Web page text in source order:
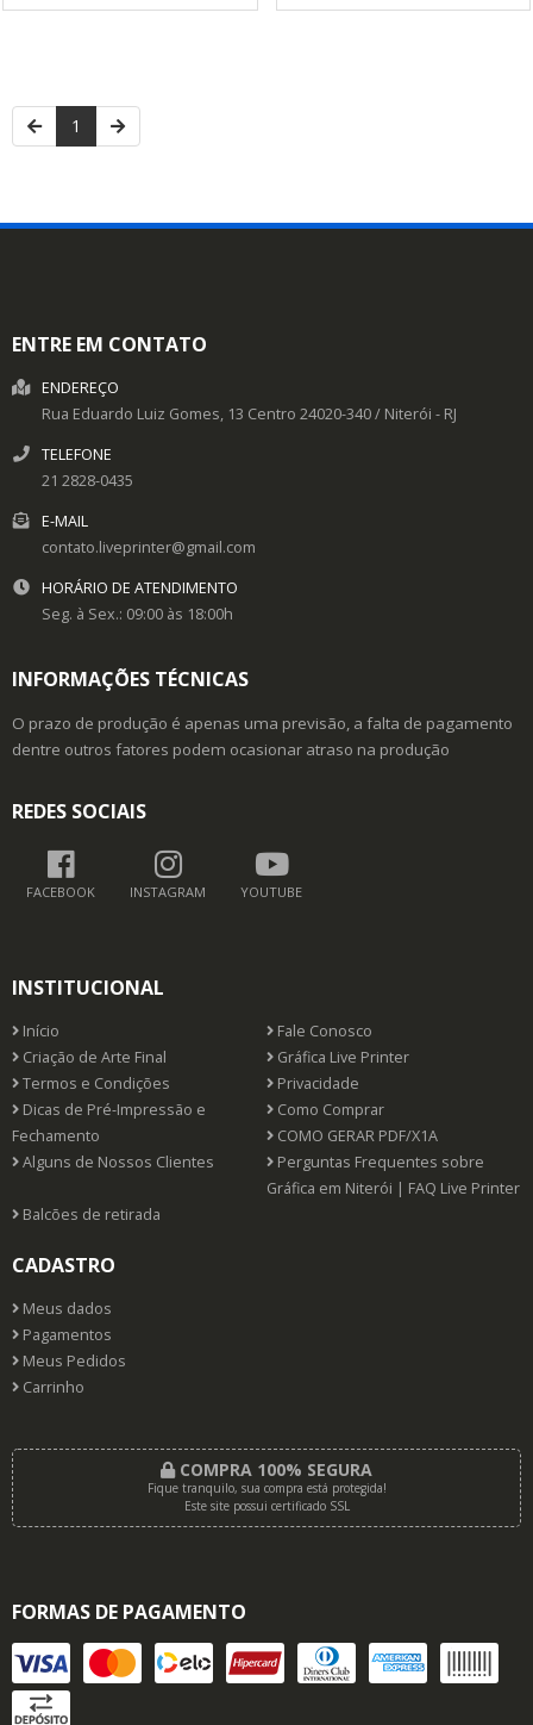
1
ENTRE EM CONTATO
ENDEREÇO
Rua Eduardo Luiz Gomes, 13 Centro 24020-340/ Niterói - RJ
TELEFONE
21 2828-0435
E-MAIL
contato.liveprinter@gmail.com
HORÁRIO DE ATENDIMENTO
Seg. à Sex.: 09:00 às 18:00h
INFORMAÇÕES TÉCNICAS
O prazo de produção é apenas uma previsão, a falta de pagamento
dentre outros fatores podem ocasionar atraso na produção
REDES SOCIAIS
FACEBOOK INSTAGRAM YOUTUBE
INSTITUCIONAL
Início
Fale Conosco
Criação de Arte Final
Gráfica Live Printer
Termos e Condições
Privacidade
Dicas de Pré-Impressão e
Fechamento
Como Comprar
COMO GERAR PDF/X1A
Alguns de Nossos Clientes
Perguntas Frequentes sobre
Gráfica em Niterói | FAQ Live Printer
Balcões de retirada
CADASTRO
Meus dados
Pagamentos
Meus Pedidos
Carrinho
COMPRA 100% SEGURA
Fique tranquilo, sua compra está protegida!
Este site possui certificado SSL
FORMAS DE PAGAMENTO